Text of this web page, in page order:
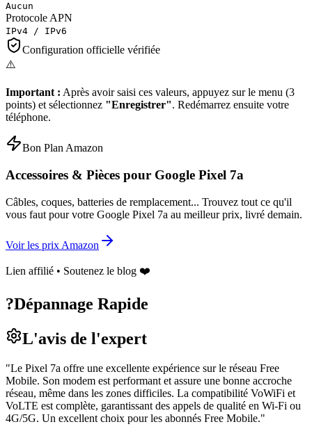
Aucun
Protocole APN
IPv4 / IPv6
Configuration officielle vérifiée
⚠️
Important : Après avoir saisi ces valeurs, appuyez sur le menu (3
points) et sélectionnez "Enregistrer". Redémarrez ensuite votre
téléphone.
Bon Plan Amazon
Accessoires & Pièces pour Google Pixel 7a
Câbles, coques, batteries de remplacement... Trouvez tout ce qu'il
vous faut pour votre Google Pixel 7a au meilleur prix, livré demain.
Voir les prix Amazon
Lien affilié • Soutenez le blog ❤️
?Dépannage Rapide
L'avis de l'expert
"Le Pixel 7a offre une excellente expérience sur le réseau Free
Mobile. Son modem est performant et assure une bonne accroche
réseau, même dans les zones difficiles. La compatibilité VoWiFi et
VoLTE est complète, garantissant des appels de qualité en Wi-Fi ou
4G/5G. Un excellent choix pour les abonnés Free Mobile."